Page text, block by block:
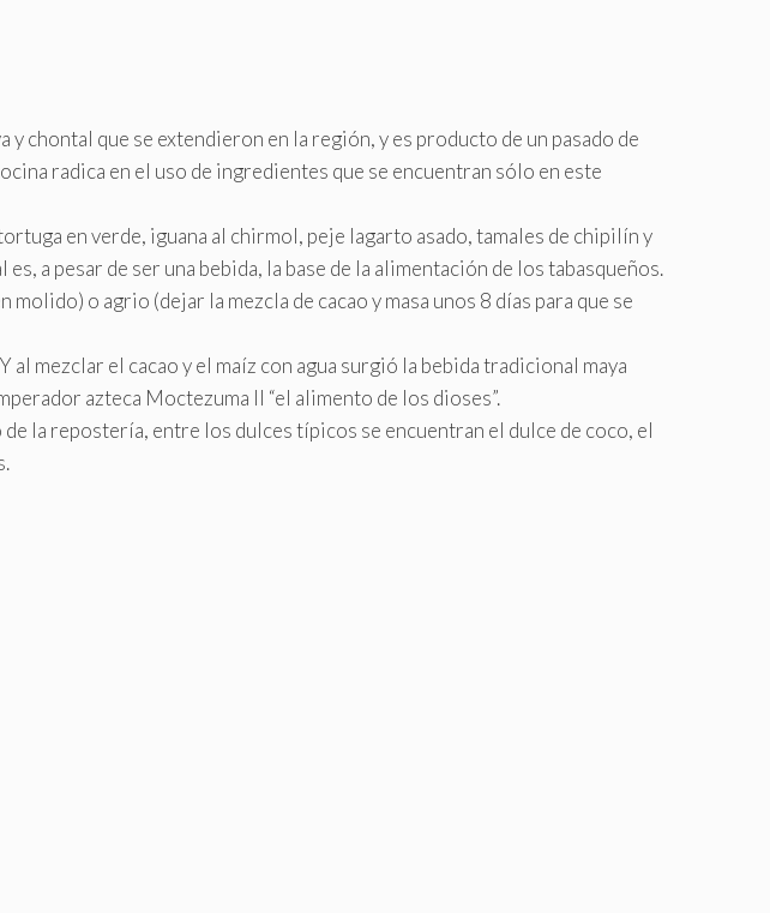
chontal que se extendieron en la región, y es producto de un pasado de
radica en el uso de ingredientes que se encuentran sólo en este
en verde, iguana al chirmol, peje lagarto asado, tamales de chipilín y
a pesar de ser una bebida, la base de la alimentación de los tabasqueños.
o agrio (dejar la mezcla de cacao y masa unos 8 días para que se
mezclar el cacao y el maíz con agua surgió la bebida tradicional maya
azteca Moctezuma II “el alimento de los dioses”.
la repostería, entre los dulces típicos se encuentran el dulce de coco, el